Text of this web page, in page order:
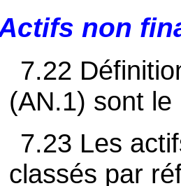
non
7.22
(AN.1) sont
7.23 Les
classés par